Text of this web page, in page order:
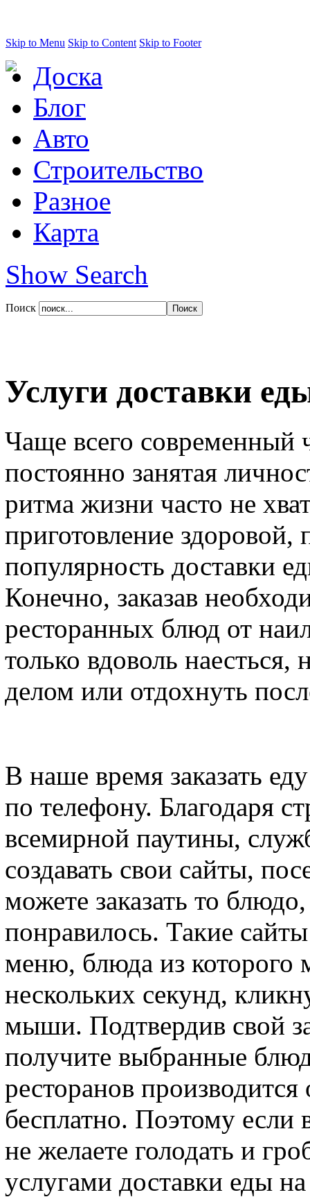
Skip to Menu Skip to Content Skip to Footer
Доска
Блог
Авто
Строительство
Разное
Карта
Show Search
Поиск
Услуги доставки
Чаще всего современный
постоянно занятая
ритма жизни часто не
приготовление
популярность доставки
Конечно, заказав
ресторанных блюд от
только вдоволь
делом или отдохнуть
В наше время заказать
по телефону. Благодаря
всемирной паутины,
создавать свои сайты,
можете заказать то
понравилось. Такие
меню, блюда из которого
нескольких секунд,
мыши. Подтвердив свой
получите выбранные
ресторанов
бесплатно. Поэтому
не желаете голодать и
услугами доставки еды